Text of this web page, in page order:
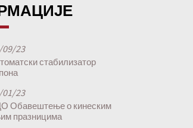
09/23
стабилизатор
01/23
Обавештење о кинеским
празницима